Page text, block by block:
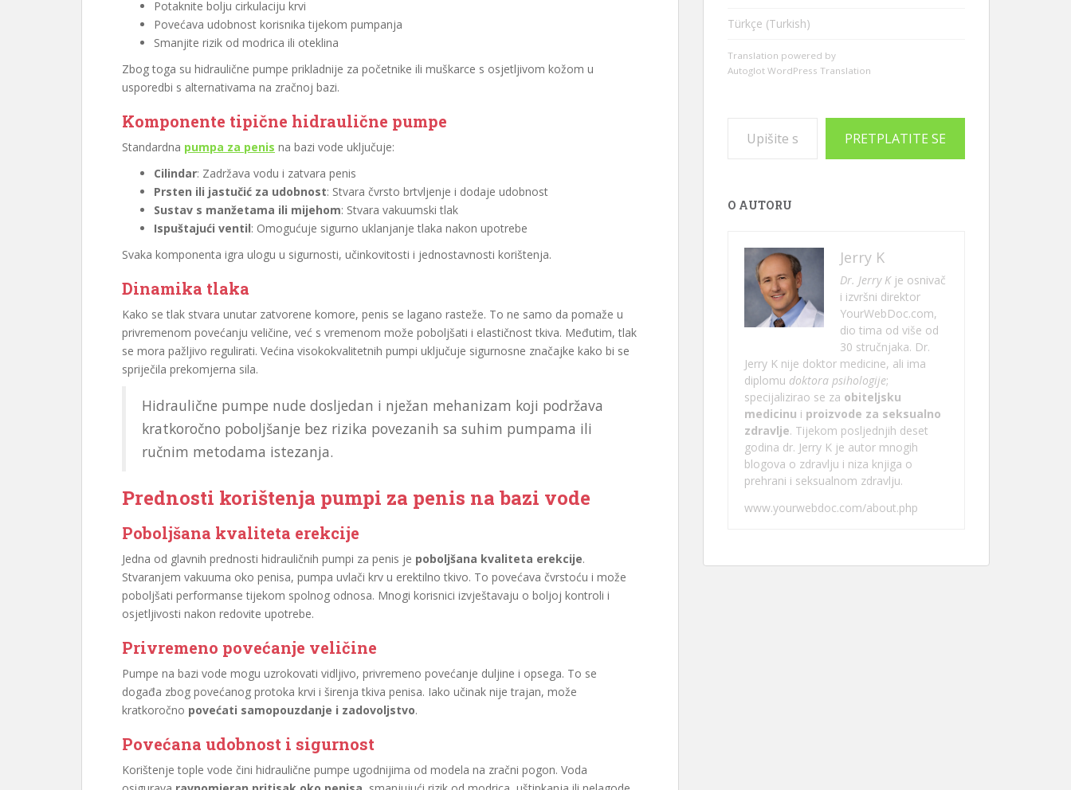
Potaknite bolju cirkulaciju krvi
Povećava udobnost korisnika tijekom pumpanja
Smanjite rizik od modrica ili oteklina
Zbog toga su hidraulične pumpe prikladnije za početnike ili muškarce s osjetljivom kožom u
usporedbi s alternativama na zračnoj bazi.
Komponente tipične hidraulične pumpe
Standardna pumpa za penis na bazi vode uključuje:
Cilindar: Zadržava vodu i zatvara penis
Prsten ili jastučić za udobnost: Stvara čvrsto brtvljenje i dodaje udobnost
Sustav s manžetama ili mijehom: Stvara vakuumski tlak
Ispuštajući ventil: Omogućuje sigurno uklanjanje tlaka nakon upotrebe
Svaka komponenta igra ulogu u sigurnosti, učinkovitosti i jednostavnosti korištenja.
Dinamika tlaka
Kako se tlak stvara unutar zatvorene komore, penis se lagano rasteže. To ne samo da pomaže u
privremenom povećanju veličine, već s vremenom može poboljšati i elastičnost tkiva. Međutim, tlak
se mora pažljivo regulirati. Većina visokokvalitetnih pumpi uključuje sigurnosne značajke kako bi se
spriječila prekomjerna sila.
Hidraulične pumpe nude dosljedan i nježan mehanizam koji podržava
kratkoročno poboljšanje bez rizika povezanih sa suhim pumpama ili
ručnim metodama istezanja.
Prednosti korištenja pumpi za penis na bazi vode
Poboljšana kvaliteta erekcije
Jedna od glavnih prednosti hidrauličnih pumpi za penis je poboljšana kvaliteta erekcije.
Stvaranjem vakuuma oko penisa, pumpa uvlači krv u erektilno tkivo. To povećava čvrstoću i može
poboljšati performanse tijekom spolnog odnosa. Mnogi korisnici izvještavaju o boljoj kontroli i
osjetljivosti nakon redovite upotrebe.
Privremeno povećanje veličine
Pumpe na bazi vode mogu uzrokovati vidljivo, privremeno povećanje duljine i opsega. To se
događa zbog povećanog protoka krvi i širenja tkiva penisa. Iako učinak nije trajan, može
kratkoročno povećati samopouzdanje i zadovoljstvo.
Povećana udobnost i sigurnost
Korištenje tople vode čini hidraulične pumpe ugodnijima od modela na zračni pogon. Voda
Türkçe (Turkish)
Translation powered by
Autoglot WordPress Translation
PRETPLATITE SE
O AUTORU
Jerry K
Dr. Jerry Kje osnivač
i izvršni direktor
YourWebDoc.com,
dio tima od više od
30 stručnjaka. Dr.
Jerry K nije doktor medicine, ali ima
diplomu doktora psihologije;
specijalizirao se za obiteljsku
medicinu i proizvode za seksualno
zdravlje. Tijekom posljednjih deset
godina dr. Jerry K je autor mnogih
blogova o zdravlju i niza knjiga o
prehrani i seksualnom zdravlju.
www.yourwebdoc.com/about.php